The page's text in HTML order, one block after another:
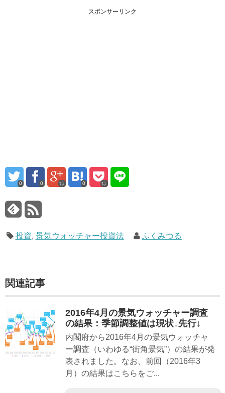
スポンサーリンク
0 0 0
投資, 景気ウォッチャー投資法 ふくみつる
関連記事
2016年4月の景気ウォッチャー調査
の結果：季節調整値は現状↓先行↓
内閣府から2016年4月の景気ウォッチャ
ー調査（いわゆる“街角景気”）の結果が発
表されました。なお、前回（2016年3
月）の結果はこちらをご...